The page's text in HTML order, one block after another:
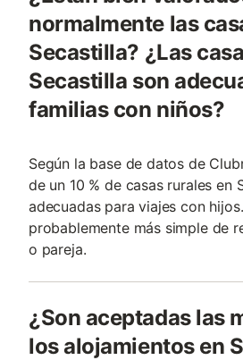
normalmente las
Secastilla? ¿Las
Secastilla son
familias con niños?
Según la base de datos de
de un 10 % de casas rurales en
adecuadas para viajes con
probablemente más simple de
o pareja.
¿Son aceptadas las
los alojamientos en